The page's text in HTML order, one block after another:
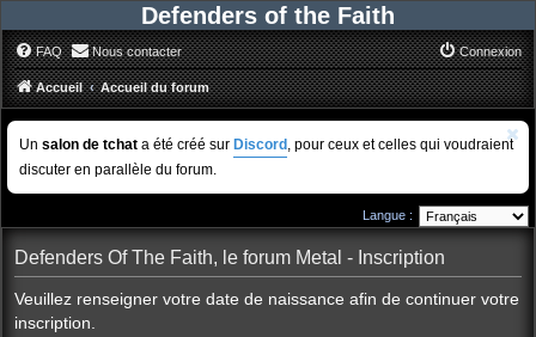
Defenders of the Faith
FAQ Nous contacter Connexion
Accueil Accueil du forum
Un salon de tchat a été créé sur Discord , pour ceux et celles qui voudraient
discuter en parallèle du forum.
Langue :
Defenders Of The Faith, le forum Metal - Inscription
Veuillez renseigner votre date de naissance afin de continuer votre
inscription.